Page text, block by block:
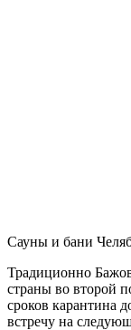
Сауны и бани
Традиционно
страны во второй
сроков карантина
встречу на